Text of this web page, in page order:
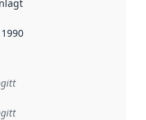
når dataa i dette